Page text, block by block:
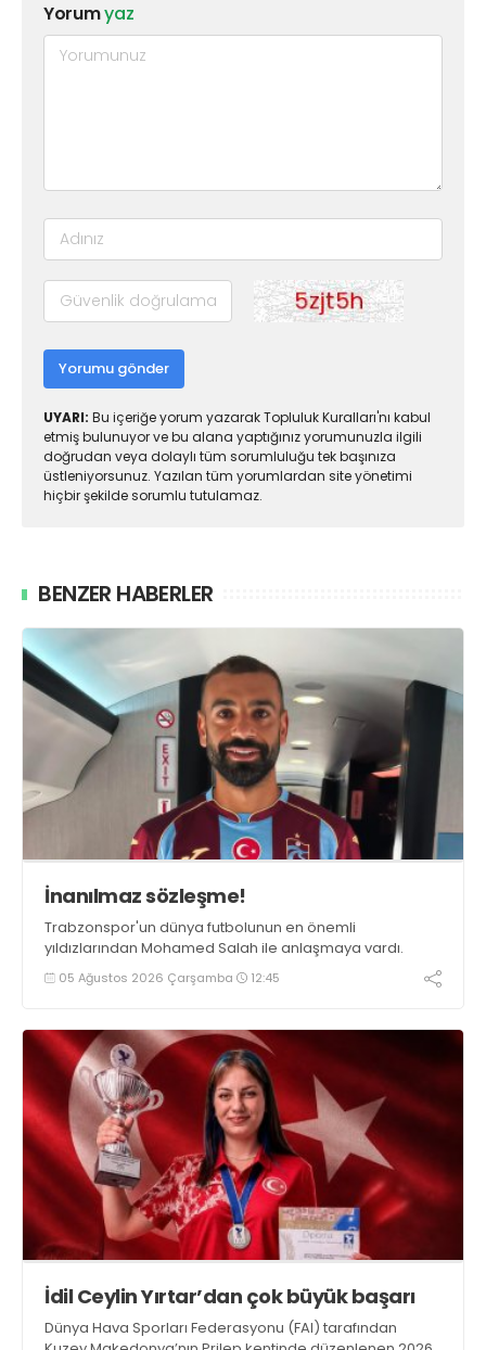
Yorumyaz
Yorumu gönder
UYARI: Bu içeriğe yorum yazarak Topluluk Kuralları'nı kabul
etmiş bulunuyor ve bu alana yaptığınız yorumunuzla ilgili
doğrudan veya dolaylı tüm sorumluluğu tek başınıza
üstleniyorsunuz. Yazılan tüm yorumlardan site yönetimi
hiçbir şekilde sorumlu tutulamaz.
BENZER HABERLER
İnanılmaz sözleşme!
Trabzonspor'un dünya futbolunun en önemli
yıldızlarından Mohamed Salah ile anlaşmaya vardı.
05 Ağustos 2026 Çarşamba 12:45
İdil Ceylin Yırtar’dan çok büyük başarı
Dünya Hava Sporları Federasyonu (FAI) tarafından